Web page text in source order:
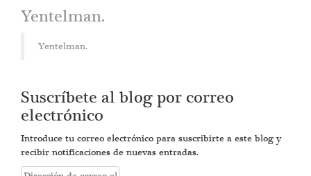
Yentelman.
Yentelman.
Suscríbete al blog por correo
electrónico
Introduce tu correo electrónico para suscribirte a este blog y
recibir notificaciones de nuevas entradas.
Dirección